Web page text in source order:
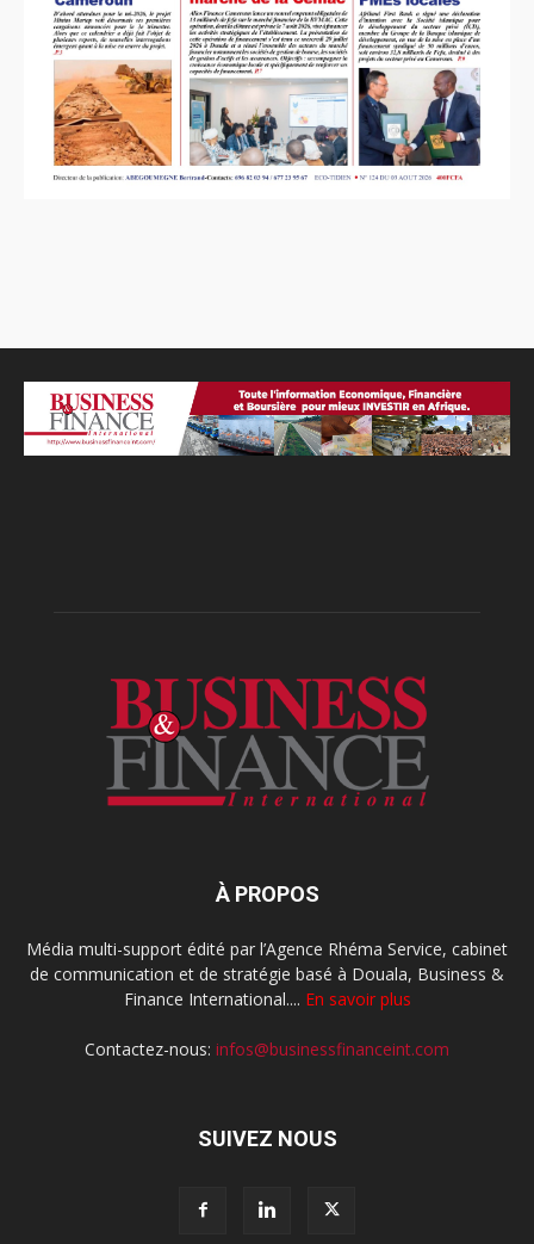
À PROPOS
Média multi-support édité par l’Agence Rhéma Service, cabinet
de communication et de stratégie basé à Douala, Business &
Finance International.... En savoir plus
Contactez-nous: infos@businessfinanceint.com
SUIVEZ NOUS